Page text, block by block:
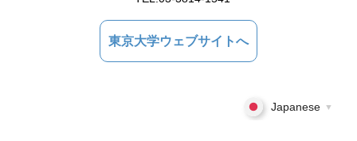
東京大学ウェブサイトへ
Japanese ▼